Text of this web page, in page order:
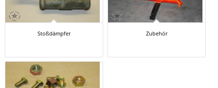
Stoßdämpfer Zubehör